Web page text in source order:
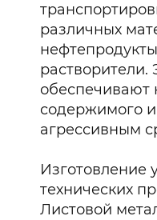
различных
растворители.
содержимого и
агрессивным
Изготовление
технических
Листовой